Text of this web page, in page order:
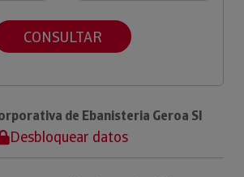
CONSULTAR
de Ebanisteria Geroa Sl
Desbloquear datos